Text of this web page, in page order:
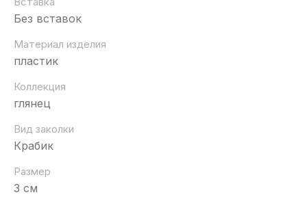
Без вставок
Материал изделия
пластик
Коллекция
глянец
Вид заколки
Крабик
Размер
3 см